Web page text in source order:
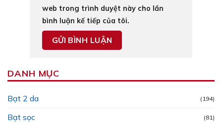
web trong trình duyệt này cho lần
bình luận kế tiếp của tôi.
DANH MỤC
Bạt 2 da (194)
Bạt sọc (81)